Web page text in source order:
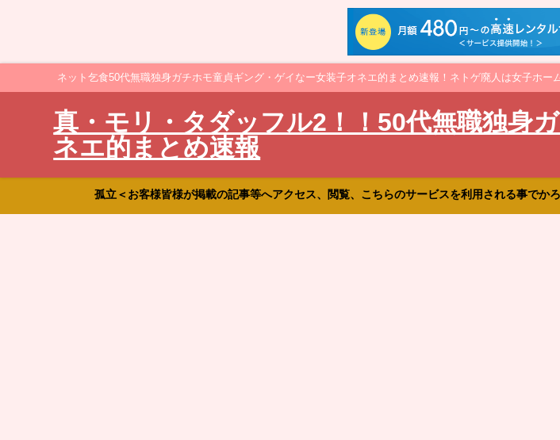
ネット乞食50代無職独身ガチホモ童貞ギング・ゲイなー女装子オネエ的まとめ速報！ネトゲ廃人は女子ホ
真・モリ・タダッフル2！！50代無職独身
ネエ的まとめ速報
孤立＜お客様皆様が掲載の記事等へアクセス、閲覧、こちらのサービスを利用される事でか